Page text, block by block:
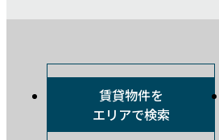
賃貸物件を
エリアで検索